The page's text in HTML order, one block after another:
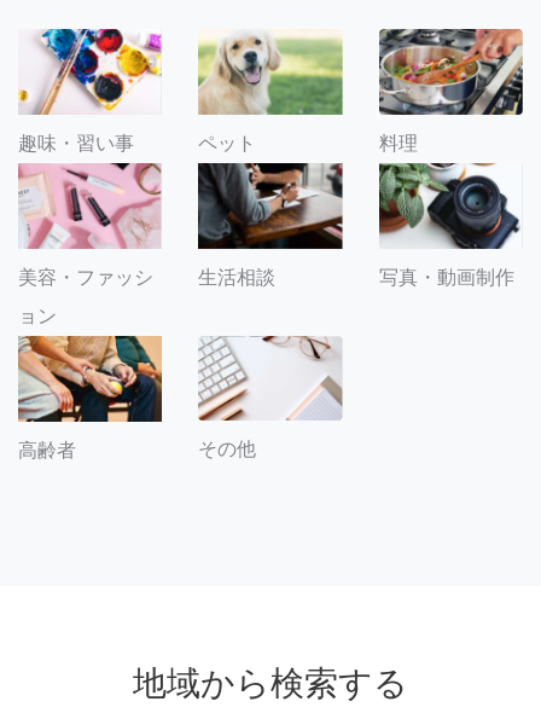
趣味・習い事 ペット 料理
美容・ファッシ
ョン
生活相談 写真・動画制作
高齢者 その他
地域から検索する